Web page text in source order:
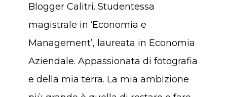
Blogger Calitri. Studentessa
magistrale in ‘Economia e
Management’, laureata in Economia
Aziendale. Appassionata di fotografia
e della mia terra. La mia ambizione